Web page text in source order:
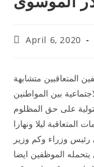
April 6, 2020
المتعاقبين متشابهة
بين المواطنين
على حق المظلوم
ليلا ونهارا
رئيس وزراء وكم وزير
الموظفين ايضا